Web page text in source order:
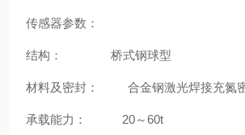
传感器参数：
结构： 桥式钢球型
材料及密封： 合金钢激光焊接充氮
承载能力： 20～60t